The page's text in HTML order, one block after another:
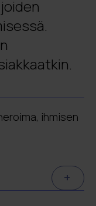
ihmisen
saadaan, +